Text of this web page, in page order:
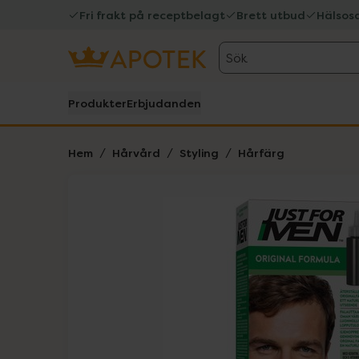
Fri frakt på receptbelagt Brett utbud
Sök
ProdukterErbjudanden
Hem Hårvård Styling Hårfärg
Lista: . Innehåller 3 objekt.